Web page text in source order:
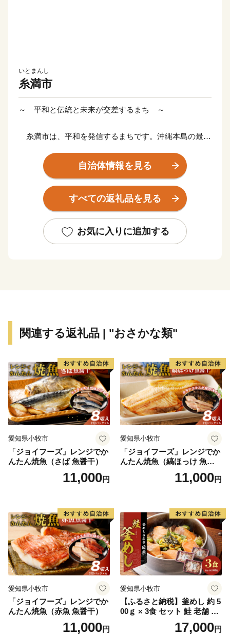
いとまんし
糸満市
～ 平和と伝統と未来が交差するまち ～
糸満市は、平和を発信するまちです。沖縄本島の最南
の塔や平和祈念公園をはじめ、各都道府県の慰霊碑が多
数存在するなど平和の尊さと戦争の悲惨さを発信するま
ちで、修学旅行など平和学習の場となっています。
レーや糸満大綱引をはじめ、ウシデーク、棒術、エイサ
ーなどの伝統行事が各字に息づき、また全国でも珍しい
通により、那覇空港との時間距離が15分～20分と短く
業も盛んですが、特に卸売市場を整備し、水産物の国際
的物流拠点を目指しています。
このように糸満市は、平和と伝統と未来が交差する発
展の可能性を大きく秘めたまちです。糸満市でたくさん
満市にご注目ください。
自治体情報を見る
すべての返礼品を見る
お気に入りに追加する
関連する返礼品 | "おさかな類"
愛知県小牧市
「ジョイフーズ」レンジでか
んたん焼魚（さば 魚醤干）
11,000円
愛知県小牧市
「ジョイフーズ」レンジでか
んたん焼魚（縞ほっけ 魚醤
11,000円
愛知県小牧市
「ジョイフーズ」レンジでか
んたん焼魚（赤魚 魚醤干）
11,000円
愛知県小牧市
【ふるさと納税】釜めし 約 5
00ｇ × 3食 セット 鮭 老舗 急
速冷凍 レンチン 時短 簡単調
理 食品 加工品 海鮮 手作り
17,000円